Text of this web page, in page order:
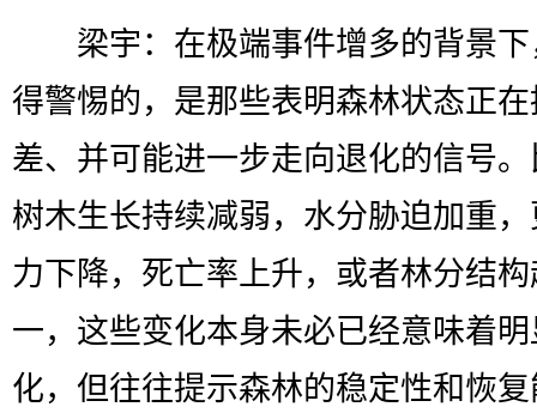
梁宇：在极端事件增多的背景下
得警惕的，是那些表明森林状态正
差、并可能进一步走向退化的信号
树木生长持续减弱，水分胁迫加重
力下降，死亡率上升，或者林分结
一，这些变化本身未必已经意味着
化，但往往提示森林的稳定性和恢